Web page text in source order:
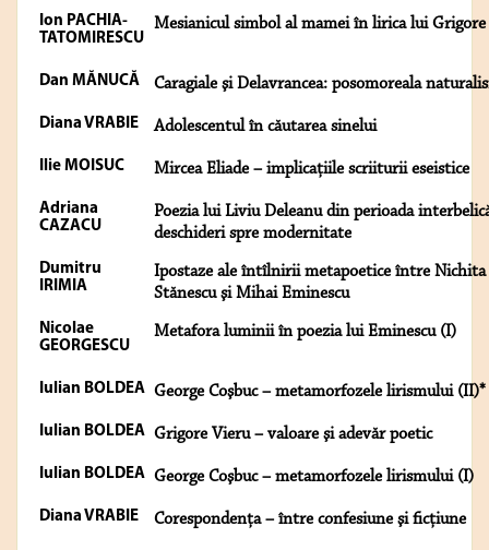
Ion PACHIA-
TATOMIRESCU
Mesianicul simbol al mamei în lirica lui
Dan MĂNUCĂ Caragiale şi Delavrancea: posomoreala
Diana VRABIE Adolescentul în căutarea sinelui
Ilie MOISUC Mircea Eliade – implicaţiile scriiturii eseistice
Adriana
CAZACU
Poezia lui Liviu Deleanu din perioada
deschideri spre modernitate
Dumitru
IRIMIA
Ipostaze ale întîlnirii metapoetice între Nichita
Stănescu şi Mihai Eminescu
Nicolae
GEORGESCU
Metafora luminii în poezia lui Eminescu (I)
Iulian BOLDEA George Coşbuc – metamorfozele lirismului (II)*
Iulian BOLDEA Grigore Vieru – valoare şi adevăr poetic
Iulian BOLDEA George Coşbuc – metamorfozele lirismului (I)
Diana VRABIE Corespondenţa – între confesiune şi ficţiune